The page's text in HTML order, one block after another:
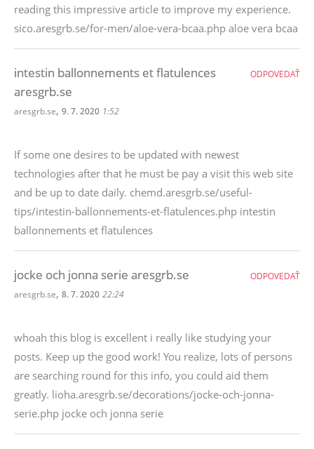
reading this impressive article to improve my experience.
sico.aresgrb.se/for-men/aloe-vera-bcaa.php aloe vera bcaa
intestin ballonnements et flatulences
aresgrb.se
aresgrb.se, 9. 7. 2020 1:52
If some one desires to be updated with newest
technologies after that he must be pay a visit this web site
and be up to date daily. chemd.aresgrb.se/useful-
tips/intestin-ballonnements-et-flatulences.php intestin
ballonnements et flatulences
ODPOVEDAŤ
jocke och jonna serie aresgrb.se
aresgrb.se, 8. 7. 2020 22:24
whoah this blog is excellent i really like studying your
posts. Keep up the good work! You realize, lots of persons
are searching round for this info, you could aid them
greatly. lioha.aresgrb.se/decorations/jocke-och-jonna-
serie.php jocke och jonna serie
ODPOVEDAŤ